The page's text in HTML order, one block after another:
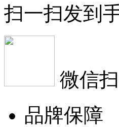
扫一扫发到
微信
品牌保障